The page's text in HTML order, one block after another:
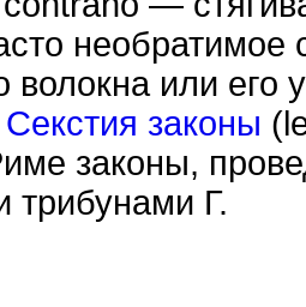
или его
законы
законы,
трибунами Г.